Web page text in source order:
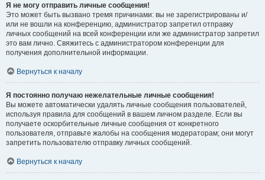
Я не могу отправить личные сообщения!
Это может быть вызвано тремя причинами: вы не зарегистрированы и/
или не вошли на конференцию, администратор запретил отправку
личных сообщений на всей конференции или же администратор запретил
это вам лично. Свяжитесь с администратором конференции для
получения дополнительной информации.
Вернуться к началу
Я постоянно получаю нежелательные личные сообщения!
Вы можете автоматически удалять личные сообщения пользователей,
используя правила для сообщений в вашем личном разделе. Если вы
получаете оскорбительные личные сообщения от конкретного
пользователя, отправьте жалобы на сообщения модераторам; они могут
запретить пользователю отправку личных сообщений.
Вернуться к началу